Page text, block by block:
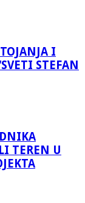
I
STEFAN
TEREN U